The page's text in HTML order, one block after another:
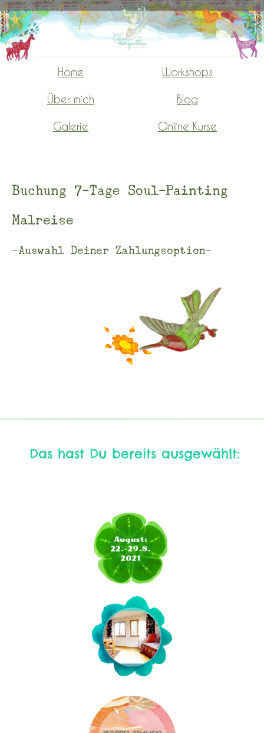
Home Workshops
Über mich Blog
Galerie Online Kurse
Buchung 7-Tage Soul-Painting
Malreise
-Auswahl Deiner Zahlungsoption-
Das hast Du bereits ausgewählt: